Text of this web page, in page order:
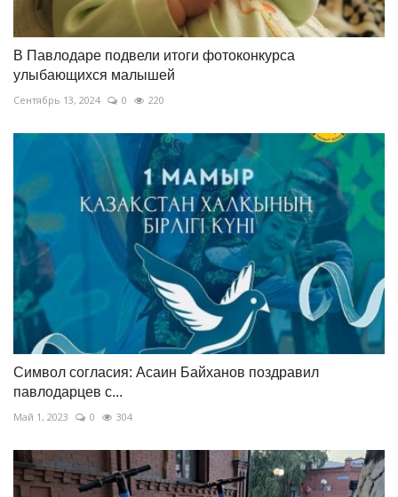
В Павлодаре подвели итоги фотоконкурса
улыбающихся малышей
Сентябрь 13, 2024 0 220
Символ согласия: Асаин Байханов поздравил
павлодарцев с...
Май 1, 2023 0 304